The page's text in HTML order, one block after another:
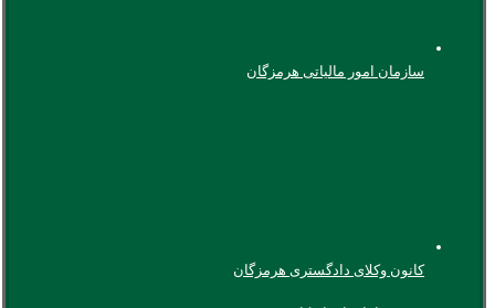
سازمان امور مالیاتی هرمزگان
کانون وکلای دادگستری هرمزگان